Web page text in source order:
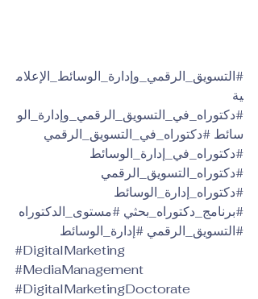
#التسويق_الرقمي_وإدارة_الوسائط_الإعلام
ية
#دكتوراه_في_التسويق_الرقمي_وإدارة_الو
سائط #دكتوراه_في_التسويق_الرقمي
#دكتوراه_في_إدارة_الوسائط
#دكتوراه_التسويق_الرقمي
#دكتوراه_إدارة_الوسائط
#برنامج_دكتوراه_بحثي #مستوى_الدكتوراه
#التسويق_الرقمي #إدارة_الوسائط
#DigitalMarketing
#MediaManagement
#DigitalMarketingDoctorate